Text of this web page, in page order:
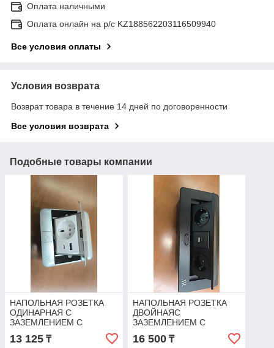
Оплата наличными
Оплата онлайн на р/с KZ188562203116509940
Все условия оплаты
Условия возврата
Возврат товара в течение 14 дней по договоренности
Все условия возврата
Подобные товары компании
НАПОЛЬНАЯ РОЗЕТКА
ОДИНАРНАЯ С
ЗАЗЕМЛЕНИЕМ С
РАЗЪЕМАМИ USB-2//1A
TYPE-C
13 125 ₸
НАПОЛЬНАЯ РОЗЕТКА
ДВОЙНАЯС
ЗАЗЕМЛЕНИЕМ С
РАЗЪЕМАМИ USB-2//1A
TYPE-C
16 500₸